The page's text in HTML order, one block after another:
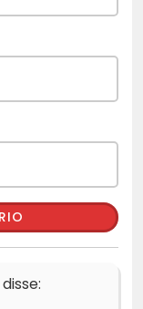
disse: